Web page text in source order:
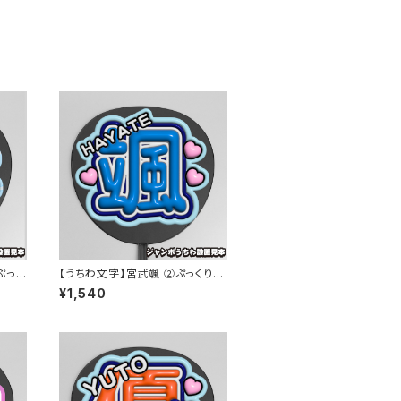
く
【うちわ文字】宮武颯 ②ぷっくり
【WILD BLUE】
¥1,540